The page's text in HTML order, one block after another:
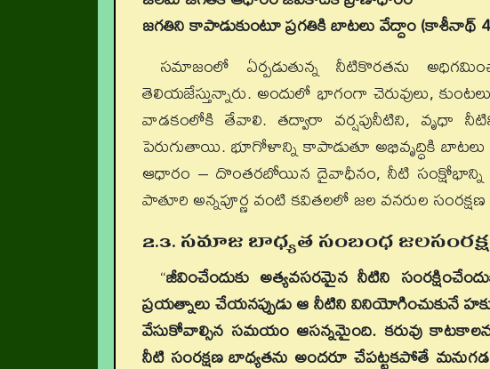
జగతిని కాపాడుకుంటూ ప్రగతికి బాటలు వేద్దాం (కాశీనాథ్
సమాజంలో ఏర్పడుతున్న నీటికొరతను
తెలియజేస్తున్నారు. అందులో భాగంగా చెరువులు,
వాడకంలోకి తేవాలి. తద్వారా వర్షపునీటిని, వృధా
పెరుగుతాయి. భూగోళాన్ని కాపాడుతూ అభివృద్ధికి
ఆధారం – దొంతరబోయిన దైవాధీనం, నీటి సంక్షోభాన్ని
పాతూరి అన్నపూర్ణ వంటి కవితలలో జల వనరుల సంరక్షణ
2.3. సమాజ బాధ్యత సంబంధ
“జీవించేందుకు అత్యవసరమైన నీటిని
ప్రయత్నాలు చేయనప్పుడు ఆ నీటిని వినియోగించుకునే
వేసుకోవాల్సిన సమయం ఆసన్నమైంది. కరువు
నీటి సంరక్షణ బాధ్యతను అందరూ చేపట్టకపోతే మనుగడ